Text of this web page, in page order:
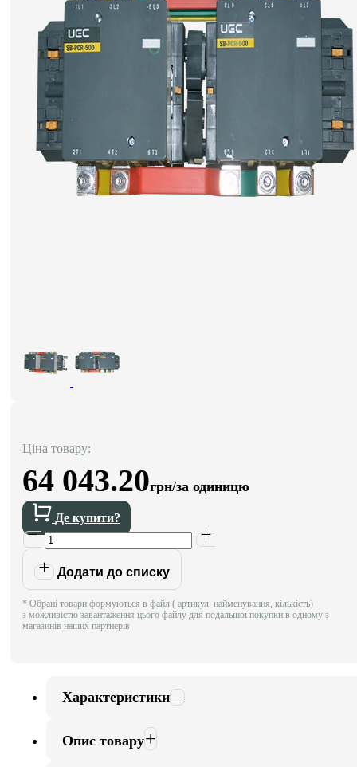
Ціна товару:
64 043.20грн/за одиницю
Де купити?
Додати до списку
* Обрані товари формуються в файл ( артикул, найменування, кількість)
з можливістю завантаження цього файлу для подальшої покупки в одному з
магазинів наших партнерів
Характеристики
Опис товару